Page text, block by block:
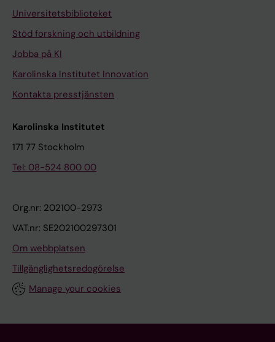
Universitetsbiblioteket
Stöd forskning och utbildning
Jobba på KI
Karolinska Institutet Innovation
Kontakta presstjänsten
Karolinska Institutet
171 77 Stockholm
Tel: 08-524 800 00
Org.nr: 202100-2973
VAT.nr: SE202100297301
Om webbplatsen
Tillgänglighetsredogörelse
Manage your cookies